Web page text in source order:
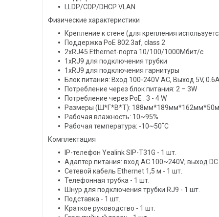
LLDP/CDP/DHCP VLAN
Физические характеристики
Крепление к стене (для крепления
Поддержка PoE 802.3af, class 2
2хRJ45 Ethernet-порта 10/100/1000Мбит/с
1хRJ9 для подключения трубки
1хRJ9 для подключения гарнитуры
Блок питания: Вход 100-240V AC, Выход 5V,
Потребление через блок питания: 2 – 3W
Потребление через PoE : 3 - 4 W
Размеры (Ш*Г*В*Т):
Рабочая влажность: 10~95%
Рабочая температура: -10~50˚C
Комплектация
IP-телефон Yealink SIP-T31G - 1 шт.
Адаптер питания: вход AC 100~240V; выход DC
Сетевой кабель Ethernet 1,5 м - 1 шт.
Телефонная трубка - 1 шт.
Шнур для подключения трубки RJ9 - 1 шт.
Подставка - 1 шт.
Краткое руководство - 1 шт.